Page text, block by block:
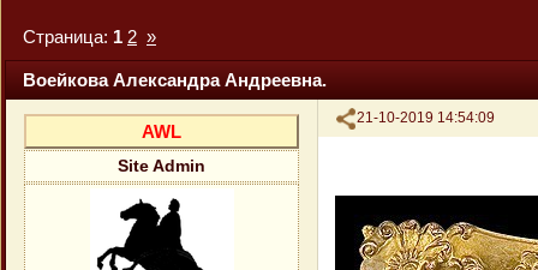
Воейкова Александра Андреевна.
Страница: 1 2 »
Поделиться
21-10-2019 14:54:09
AWL
Site Admin